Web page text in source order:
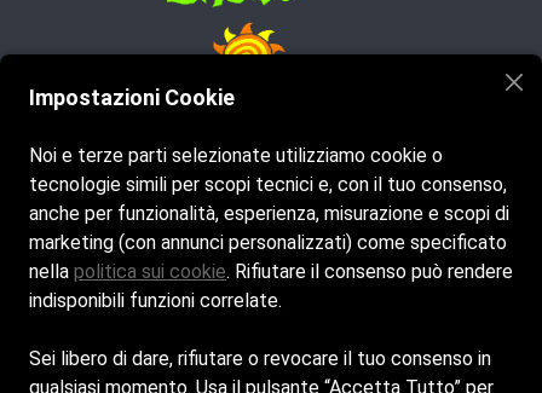
Siamo aperti dal lunedì al venerdì e la domenica, dalle 7:00
alle 20:00. Mentre il sabato dalle 7:00 alle 00:00
info@bagnoveneto.it
VIA GIARDINI A MARE GIORGIO GHEZZI, 47814,
CESENATICO (FC)
Impostazioni Cookie
Noi e terze parti selezionate utilizziamo cookie o
tecnologie simili per scopi tecnici e, con il tuo consenso,
anche per funzionalità, esperienza, misurazione e scopi di
marketing (con annunci personalizzati) come specificato
nella politica sui cookie. Rifiutare il consenso può rendere
indisponibili funzioni correlate.
Sei libero di dare, rifiutare o revocare il tuo consenso in
qualsiasi momento. Usa il pulsante “Accetta Tutto” per